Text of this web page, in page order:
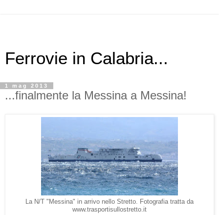
Ferrovie in Calabria...
1 mag 2013
...finalmente la Messina a Messina!
La N/T "Messina" in arrivo nello Stretto. Fotografia tratta da
www.trasportisullostretto.it